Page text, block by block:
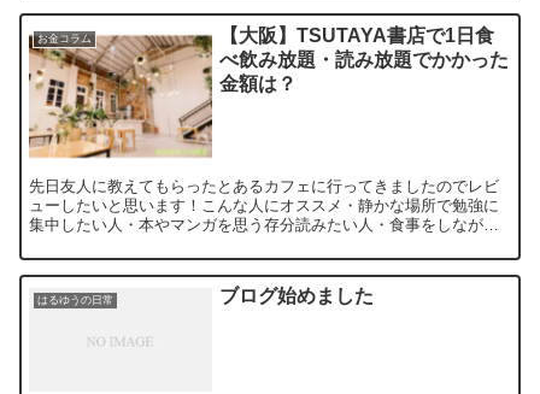
お金コラム
【大阪】TSUTAYA書店で1日食
べ飲み放題・読み放題でかかった
金額は？
先日友人に教えてもらったとあるカフェに行ってきましたのでレビ
ューしたいと思います！こんな人にオススメ・静かな場所で勉強に
集中したい人・本やマンガを思う存分読みたい人・食事をしながら
伺...
はるゆうの日常 ブログ始めました